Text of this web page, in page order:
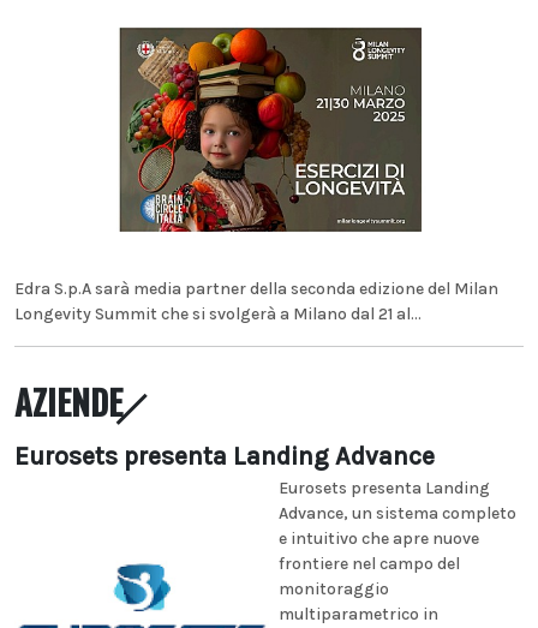
Edra S.p.A sarà media partner della seconda edizione del Milan
Longevity Summit che si svolgerà a Milano dal 21 al...
AZIENDE
Eurosets presenta Landing Advance
Eurosets presenta Landing
Advance, un sistema completo
e intuitivo che apre nuove
frontiere nel campo del
monitoraggio
multiparametrico in